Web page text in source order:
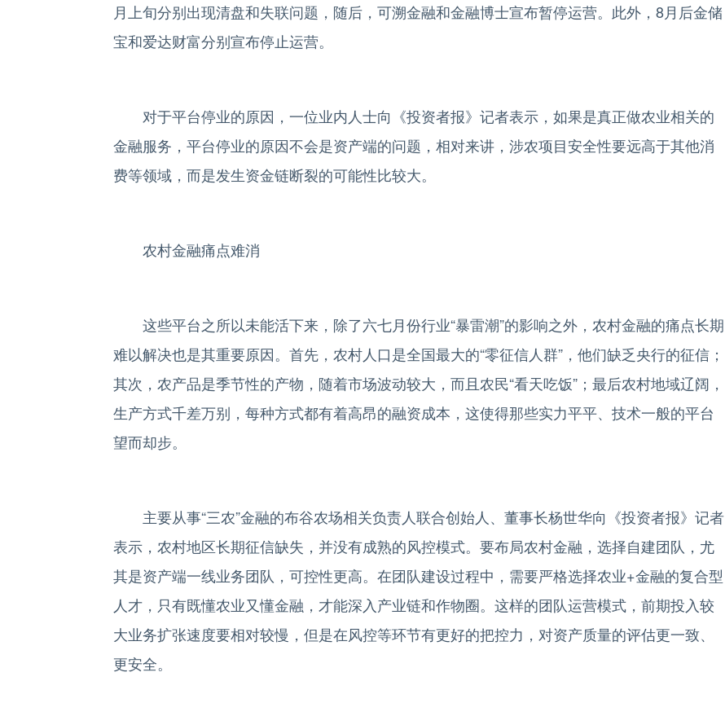
月上旬分别出现清盘和失联问题，随后，可溯金融和金融博士宣布暂停运营。此外，8月后金储
宝和爱达财富分别宣布停止运营。
对于平台停业的原因，一位业内人士向《投资者报》记者表示，如果是真正做农业相关的
金融服务，平台停业的原因不会是资产端的问题，相对来讲，涉农项目安全性要远高于其他消
费等领域，而是发生资金链断裂的可能性比较大。
农村金融痛点难消
这些平台之所以未能活下来，除了六七月份行业“暴雷潮”的影响之外，农村金融的痛点长期
难以解决也是其重要原因。首先，农村人口是全国最大的“零征信人群”，他们缺乏央行的征信；
其次，农产品是季节性的产物，随着市场波动较大，而且农民“看天吃饭”；最后农村地域辽阔，
生产方式千差万别，每种方式都有着高昂的融资成本，这使得那些实力平平、技术一般的平台
望而却步。
主要从事“三农”金融的布谷农场相关负责人联合创始人、董事长杨世华向《投资者报》记者
表示，农村地区长期征信缺失，并没有成熟的风控模式。要布局农村金融，选择自建团队，尤
其是资产端一线业务团队，可控性更高。在团队建设过程中，需要严格选择农业+金融的复合型
人才，只有既懂农业又懂金融，才能深入产业链和作物圈。这样的团队运营模式，前期投入较
大业务扩张速度要相对较慢，但是在风控等环节有更好的把控力，对资产质量的评估更一致、
更安全。